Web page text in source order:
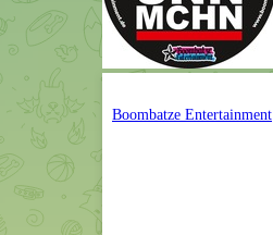
Boombatze Entertainment